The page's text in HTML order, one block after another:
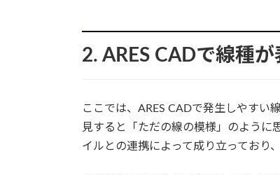
2. ARES CADで線種
ここでは、ARES CADで発生しやすい
見すると「ただの線の模様」のように
イルとの連携によって成り立っており